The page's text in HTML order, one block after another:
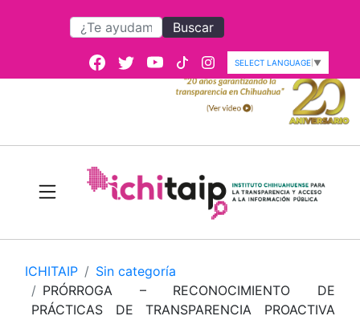
Buscar
SELECT LANGUAGE ▼
ICHITAIP
Sin categoría
PRÓRROGA – RECONOCIMIENTO DE
PRÁCTICAS DE TRANSPARENCIA PROACTIVA